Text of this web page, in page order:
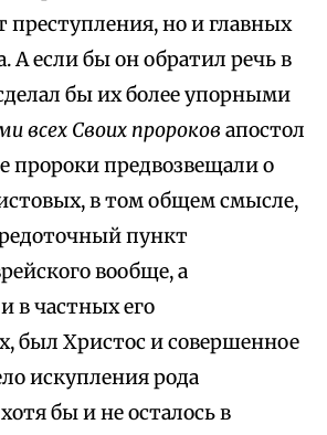
преступления, но и главных
А если бы он обратил речь в
бы их более упорными
всех Своих пророков апостол
пророки предвозвещали о
в том общем смысле,
пункт
вообще, а
в частных его
был Христос и совершенное
искупления рода
бы и не осталось в